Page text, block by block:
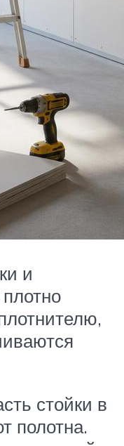
и
стойки в
полотна.